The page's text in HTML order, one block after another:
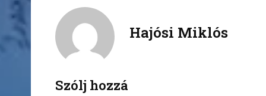
c
o
w
i
Hajósi Miklós
Szólj hozzá